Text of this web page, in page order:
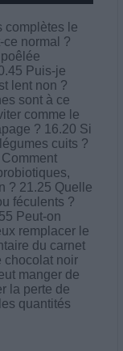
complètes le
normal ?
Puis-je
lent non ?
sont à ce
comme le
? 16.20 Si
cuits ?
? 21.25 Quelle
féculents ?
Peut-on
remplacer le
du carnet
chocolat noir
manger de
la perte de
quantités